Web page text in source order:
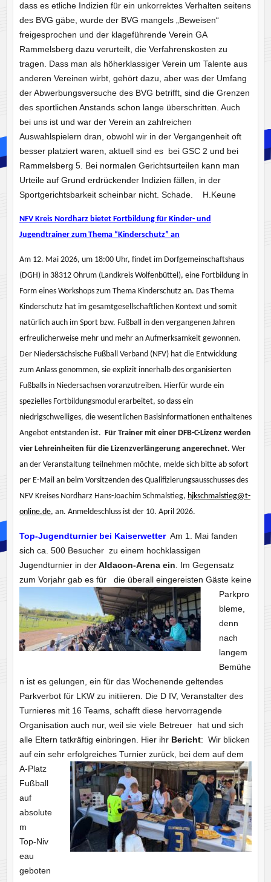
dass es etliche Indizien für ein unkorrektes Verhalten seitens
des BVG gäbe, wurde der BVG mangels „Beweisen“
freigesprochen und der klageführende Verein GA
Rammelsberg dazu verurteilt, die Verfahrenskosten zu
tragen. Dass man als höherklassiger Verein um Talente aus
anderen Vereinen wirbt, gehört dazu, aber was der Umfang
der Abwerbungsversuche des BVG betrifft, sind die Grenzen
des sportlichen Anstands schon lange überschritten. Auch
bei uns ist und war der Verein an zahlreichen
Auswahlspielern dran, obwohl wir in der Vergangenheit oft
besser platziert waren, aktuell sind es bei GSC 2 und bei
Rammelsberg 5. Bei normalen Gerichtsurteilen kann man
Urteile auf Grund erdrückender Indizien fällen, in der
Sportgerichtsbarkeit scheinbar nicht. Schade. H.Keune
NFV Kreis Nordharz bietet Fortbildung für Kinder- und
Jugendtrainer zum Thema “Kinderschutz” an
Am 12. Mai 2026, um 18:00 Uhr, findet im Dorfgemeinschaftshaus
(DGH) in 38312 Ohrum (Landkreis Wolfenbüttel), eine Fortbildung in
Form eines Workshops zum Thema Kinderschutz an. Das Thema
Kinderschutz hat im gesamtgesellschaftlichen Kontext und somit
natürlich auch im Sport bzw. Fußball in den vergangenen Jahren
erfreulicherweise mehr und mehr an Aufmerksamkeit gewonnen.
Der Niedersächsische Fußball Verband (NFV) hat die Entwicklung
zum Anlass genommen, sie explizit innerhalb des organisierten
Fußballs in Niedersachsen voranzutreiben. Hierfür wurde ein
spezielles Fortbildungsmodul erarbeitet, so dass ein
niedrigschwelliges, die wesentlichen Basisinformationen enthaltenes
Angebot entstanden ist. Für Trainer mit einer DFB-C-Lizenz werden
vier Lehreinheiten für die Lizenzverlängerung angerechnet. Wer
an der Veranstaltung teilnehmen möchte, melde sich bitte ab sofort
per E-Mail an beim Vorsitzenden des Qualifizierungsausschusses des
NFV Kreises Nordharz Hans-Joachim Schmalstieg, hjkschmalstieg@t-
online.de, an. Anmeldeschluss ist der 10. April 2026.
Top-Jugendturnier bei Kaiserwetter Am 1. Mai fanden
sich ca. 500 Besucher zu einem hochklassigen
Jugendturnier in derAldacon-Arena ein. Im Gegensatz
zum Vorjahr gab es für
die überall eingereisten Gäste keine
Parkpro
bleme,
denn
nach
langem
Bemühe
n ist es gelungen, ein für das Wochenende geltendes
Parkverbot für LKW zu initiieren. Die D IV, Veranstalter des
Turnieres mit 16 Teams, schafft diese hervorragende
Organisation auch nur, weil sie viele Betreuer hat und sich
alle Eltern tatkräftig einbringen. Hier ihrBericht: Wir blicken
auf ein sehr erfolgreiches Turnier zurück, bei dem auf dem
A‑Platz
Fußball
auf
absolute
m
Top‑Niv
eau
geboten